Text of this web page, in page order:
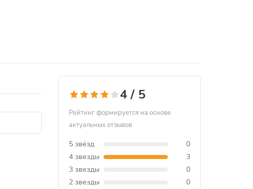
4 / 5
Рейтинг формируется на основе
актуальных отзывов
5 звёзд
0
4 звезды
3
3 звезды
0
2 звезды
0